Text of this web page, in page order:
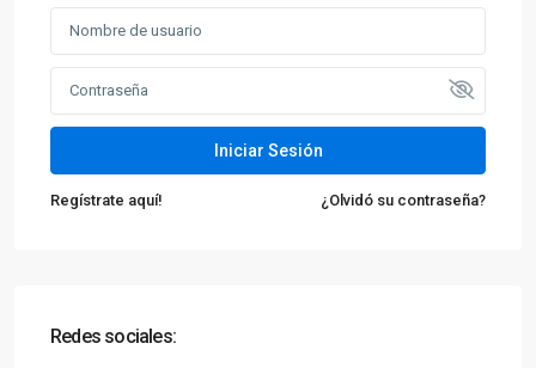
Iniciar Sesión
Regístrate aquí! ¿Olvidó su contraseña?
Redes sociales: